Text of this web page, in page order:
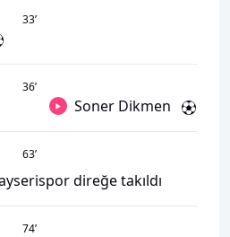
33’
36’
Soner Dikmen
63’
direğe takıldı
74’